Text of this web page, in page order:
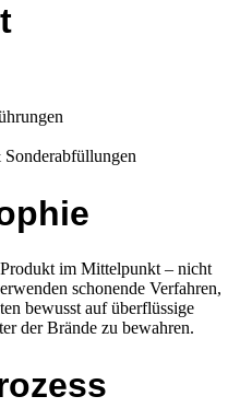
Sonderabfüllungen
im Mittelpunkt – nicht
schonende Verfahren,
bewusst auf überflüssige
der Brände zu bewahren.